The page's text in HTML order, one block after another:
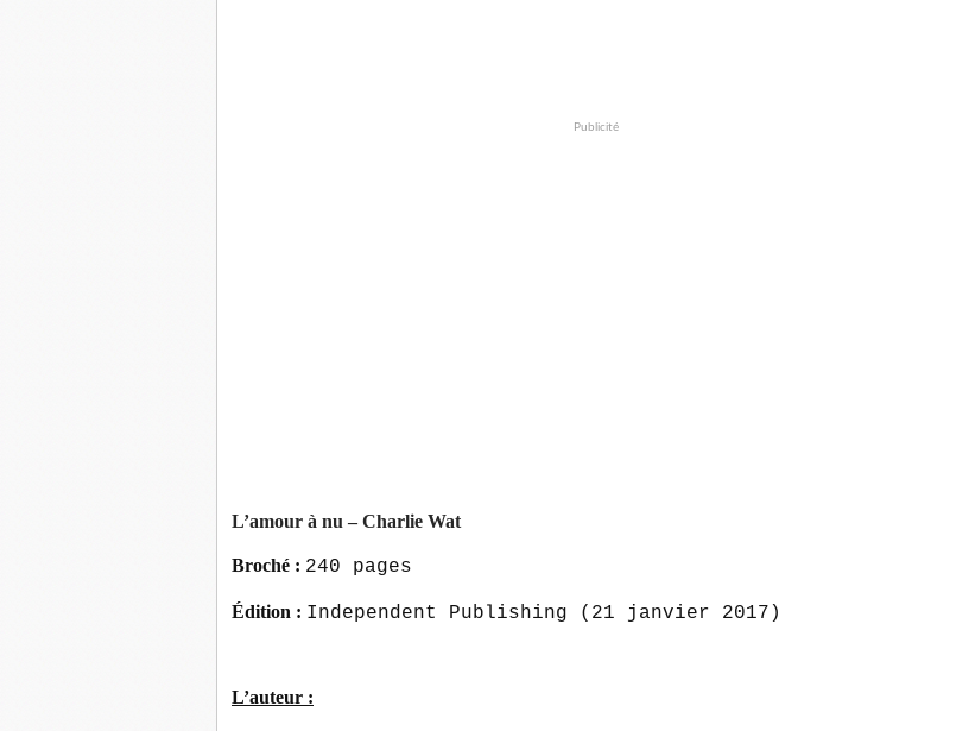
Publicité
L’amour à nu – Charlie Wat
Broché : 240 pages
Édition : Independent Publishing (21 janvier 2017)
L’auteur :